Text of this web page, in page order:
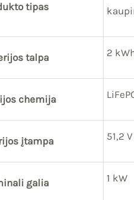
tipas
talpa 2
chemija
įtampa 51,2 V
galia 1 kW